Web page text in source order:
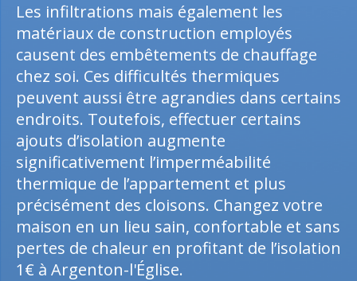
Les infiltrations mais également les
matériaux de construction employés
causent des embêtements de chauffage
chez soi. Ces difficultés thermiques
peuvent aussi être agrandies dans certains
endroits. Toutefois, effectuer certains
ajouts d’isolation augmente
significativement l’imperméabilité
thermique de l’appartement et plus
précisément des cloisons. Changez votre
maison en un lieu sain, confortable et sans
pertes de chaleur en profitant de l’isolation
1€ à Argenton-l'Église.